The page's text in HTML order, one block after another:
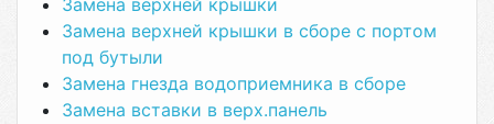
Замена верхней крышки
Замена верхней крышки в сборе с портом
под бутыли
Замена гнезда водоприемника в сборе
Замена вставки в верх.панель